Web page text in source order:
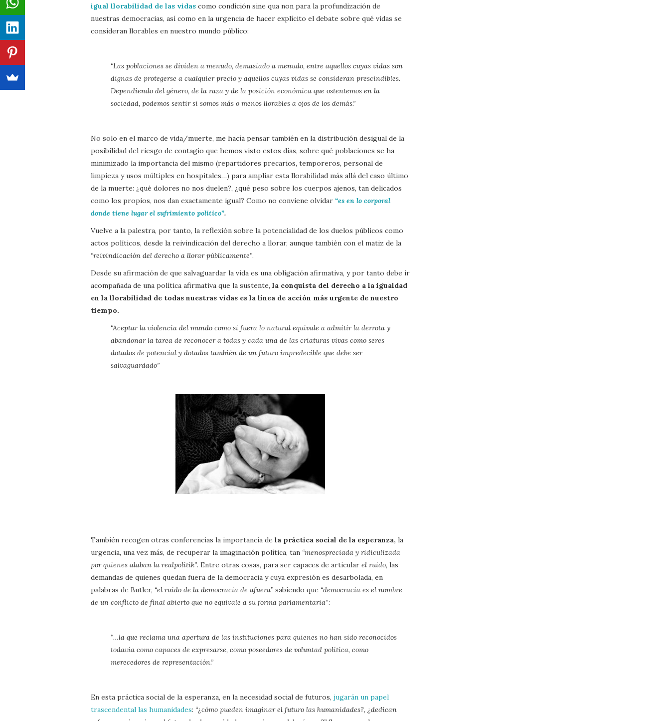
igual llorabilidad de las vidas como condición sine qua non para la profundización de
nuestras democracias, así como en la urgencia de hacer explícito el debate sobre qué vidas se
consideran llorables en nuestro mundo público:
“Las poblaciones se dividen a menudo, demasiado a menudo, entre aquellos cuyas vidas son
dignas de protegerse a cualquier precio y aquellos cuyas vidas se consideran prescindibles.
Dependiendo del género, de la raza y de la posición económica que ostentemos en la
sociedad, podemos sentir si somos más o menos llorables a ojos de los demás.”
No solo en el marco de vida/muerte, me hacía pensar también en la distribución desigual de la
posibilidad del riesgo de contagio que hemos visto estos días, sobre qué poblaciones se ha
minimizado la importancia del mismo (repartidores precarios, temporeros, personal de
limpieza y usos múltiples en hospitales…) para ampliar esta llorabilidad más allá del caso último
de la muerte: ¿qué dolores no nos duelen?, ¿qué peso sobre los cuerpos ajenos, tan delicados
como los propios, nos dan exactamente igual? Como no conviene olvidar “es en lo corporal
donde tiene lugar el sufrimiento político”.
Vuelve a la palestra, por tanto, la reflexión sobre la potencialidad de los duelos públicos como
actos políticos, desde la reivindicación del derecho a llorar, aunque también con el matiz de la
“reivindicación del derecho a llorar públicamente”.
Desde su afirmación de que salvaguardar la vida es una obligación afirmativa, y por tanto debe ir
acompañada de una política afirmativa que la sustente, la conquista del derecho a la igualdad
en la llorabilidad de todas nuestras vidas es la línea de acción más urgente de nuestro
tiempo.
“Aceptar la violencia del mundo como si fuera lo natural equivale a admitir la derrota y
abandonar la tarea de reconocer a todas y cada una de las criaturas vivas como seres
dotados de potencial y dotados también de un futuro impredecible que debe ser
salvaguardado”
También recogen otras conferencias la importancia de la práctica social de la esperanza, la
urgencia, una vez más, de recuperar la imaginación política, tan “menospreciada y ridiculizada
por quienes alaban la realpolitik”. Entre otras cosas, para ser capaces de articular el ruido, las
demandas de quienes quedan fuera de la democracia y cuya expresión es desarbolada, en
palabras de Butler, “el ruido de la democracia de afuera” sabiendo que “democracia es el nombre
de un conflicto de final abierto que no equivale a su forma parlamentaria”:
“…la que reclama una apertura de las instituciones para quienes no han sido reconocidos
todavía como capaces de expresarse, como poseedores de voluntad política, como
merecedores de representación.”
En esta práctica social de la esperanza, en la necesidad social de futuros, jugarán un papel
trascendental las humanidades: “¿cómo pueden imaginar el futuro las humanidades?, ¿dedican